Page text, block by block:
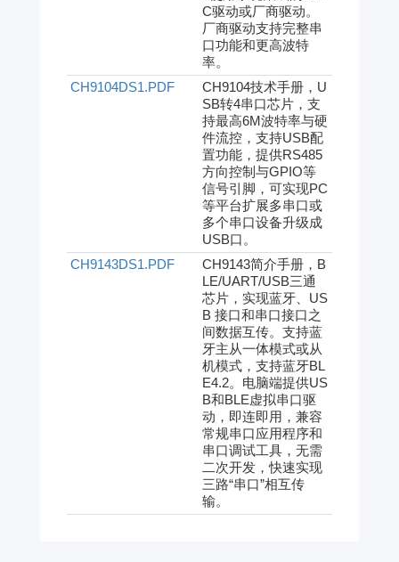
C驱动或厂商驱动。
厂商驱动支持完整串
口功能和更高波特
率。
CH9104DS1.PDF
CH9104技术手册，U
SB转4串口芯片，支
持最高6M波特率与硬
件流控，支持USB配
置功能，提供RS485
方向控制与GPIO等
信号引脚，可实现PC
等平台扩展多串口或
多个串口设备升级成
USB口。
CH9143DS1.PDF
CH9143简介手册，B
LE/UART/USB三通
芯片，实现蓝牙、US
B 接口和串口接口之
间数据互传。支持蓝
牙主从一体模式或从
机模式，支持蓝牙BL
E4.2。电脑端提供US
B和BLE虚拟串口驱
动，即连即用，兼容
常规串口应用程序和
串口调试工具，无需
二次开发，快速实现
三路“串口”相互传
输。